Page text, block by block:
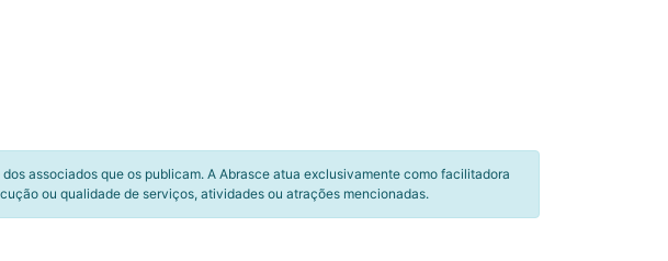
associados que os publicam. A Abrasce atua exclusivamente como facilitadora
ou qualidade de serviços, atividades ou atrações mencionadas.